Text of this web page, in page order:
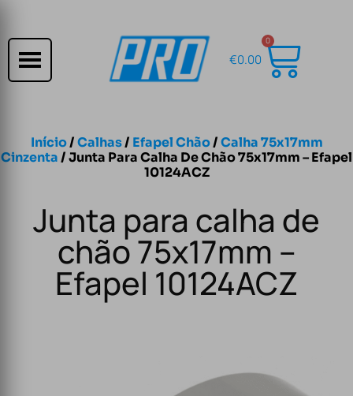
€0.00
0
Início/Calhas/ Efapel Chão/Calha 75x17mm
Cinzenta/ Junta Para Calha De Chão 75x17mm – Efapel
10124ACZ
Junta para calha de
chão 75x17mm –
Efapel 10124ACZ